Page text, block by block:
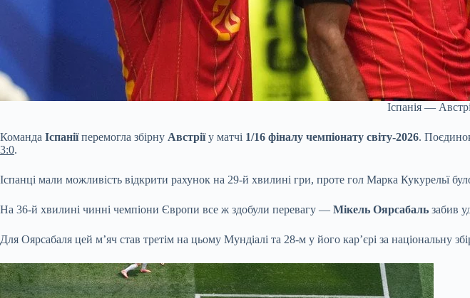
Іспанія —
Команда Іспаніїперемогла збірну Австріїу матчі 1/16 фіналу чемпіонату світу-2026.
3:0.
Іспанці мали можливість відкрити рахунок на 29-й хвилині гри, проте гол Марка Кукурельї
На 36-й хвилині чинні чемпіони Європи все ж здобули перевагу — Мікель Оярсабаль забив
Для Оярсабаля цей м’яч став третім на цьому Мундіалі та 28-м у його кар’єрі за національну